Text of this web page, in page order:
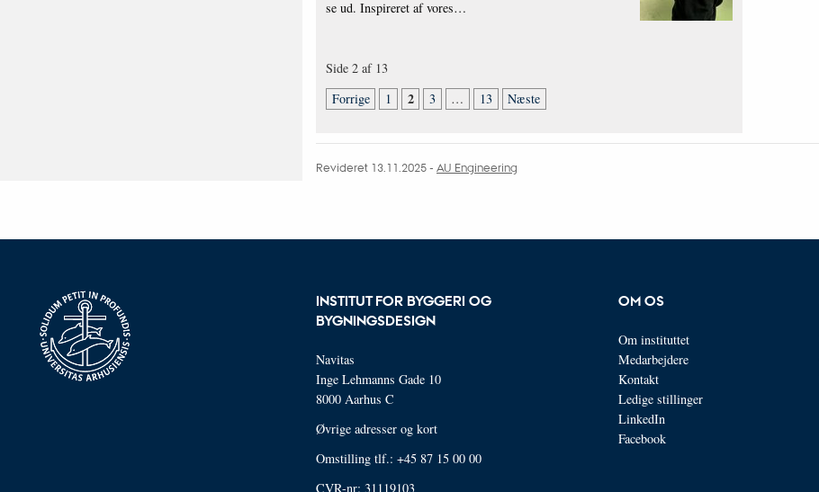
se ud. Inspireret af vores…
Side 2 af 13
Forrige
1 2 3 … 13 Næste
Revideret 13.11.2025- AU Engineering
INSTITUT FOR BYGGERI OG
BYGNINGSDESIGN
Navitas
Inge Lehmanns Gade 10
8000 Aarhus C
Øvrige adresser og kort
Omstilling tlf.: +45 87 15 00 00
CVR-nr: 31119103
OM OS
Om instituttet
Medarbejdere
Kontakt
Ledige stillinger
LinkedIn
Facebook